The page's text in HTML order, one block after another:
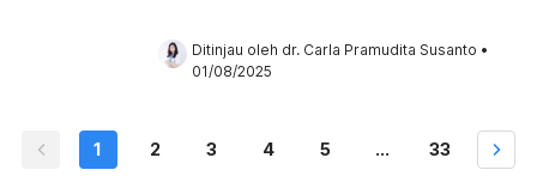
Ditinjau oleh dr. Carla Pramudita Susanto •
01/08/2025
1 2 3 4 5 ... 33